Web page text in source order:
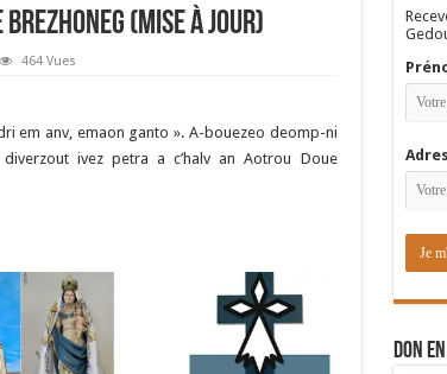
brezhoneg (mise à jour)
464 Vues
em anv, emaon ganto ». A-bouezeo deomp-ni
ivez petra a c’halv an Aotrou Doue
DON